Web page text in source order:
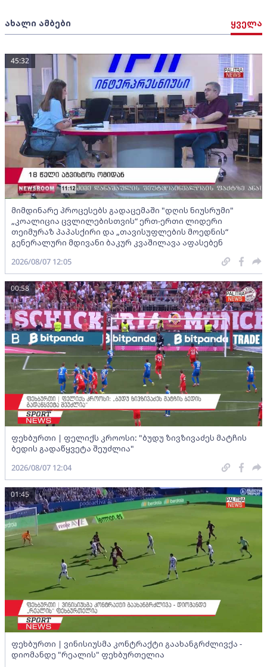
ახალი ამბები ყველა
მიმდინარე პროცესებს გადაცემაში "დღის ნიუსრუმი"
„კოალიცია ცვლილებისთვის“ ერთ-ერთი ლიდერი
თეიმურაზ პაპასქირი და „თავისუფლების მოედნის“
გენერალური მდივანი ბაკურ კვაშილავა აფასებენ
45:32
2026/08/07 12:05
ფეხბურთი | ფელიქს კროოსი: "ბუდუ ზივზივაძეს მატჩის
ბედის გადაწყვეტა შეუძლია"
00:58
2026/08/07 12:04
ფეხბურთი | ვინისიუსმა კონტრაქტი გაახანგრძლივქა -
დიომანდე "რეალის" ფეხბურთელია
01:45